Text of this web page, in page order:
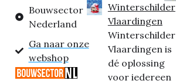
Bouwsector
Nederland
Ga naar onze
webshop
Winterschilder
Vlaardingen
Winterschilder
Vlaardingen is
dé oplossing
voor iedereen